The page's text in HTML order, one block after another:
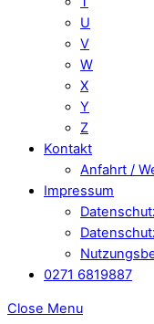
U
V
W
X
Y
Z
Kontakt
Anfahrt /
Impressum
0271 6819887
Close Menu